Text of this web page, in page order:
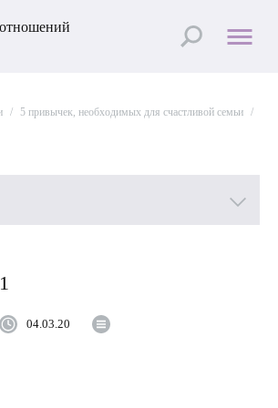
/ 5 привычек, необходимых для счастливой семьи /
04.03.20